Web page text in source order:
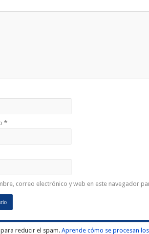
*
correo electrónico y web en este navegador
reducir el spam.Aprende cómo se procesan